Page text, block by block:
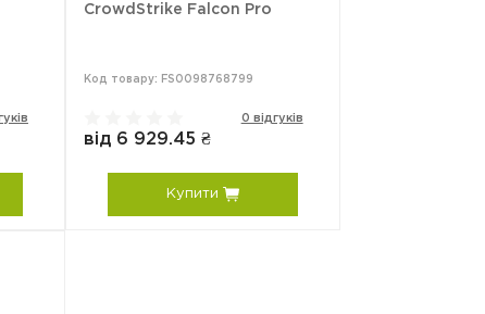
CrowdStrike Falcon Pro
Код товару: FS0098768799
0 відгуків
від 6 929.45 ₴
Купити